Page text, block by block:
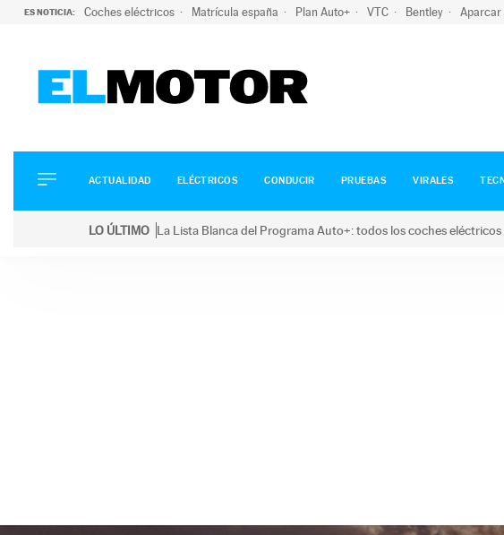
ES NOTICIA: Coches eléctricos Matrícula españa Plan Auto+ VTC Bentley Aparcar
ELÉCTRICOS
CONDUCIR
ACTUALIDAD ELÉCTRICOS CONDUCIR PRUEBAS VIRALES
LO ÚLTIMO La Lista Blanca del Programa Auto+: todos los coches